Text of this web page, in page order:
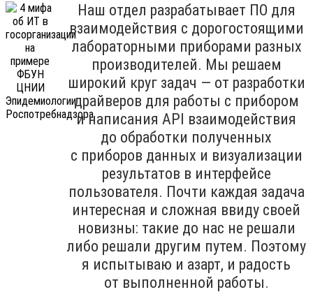
Наш отдел разрабатывает ПО для
взаимодействия с дорогостоящими
лабораторными приборами разных
производителей. Мы решаем
широкий круг задач — от разработки
драйверов для работы с прибором
и написания API взаимодействия
до обработки полученных
с приборов данных и визуализации
результатов в интерфейсе
пользователя. Почти каждая задача
интересная и сложная ввиду своей
новизны: такие до нас не решали
либо решали другим путем. Поэтому
я испытываю и азарт, и радость
от выполненной работы.